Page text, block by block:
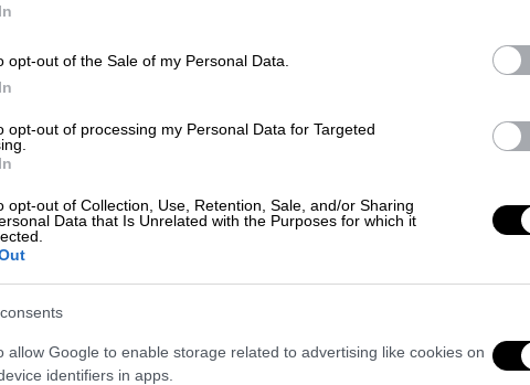
opt-out of the Sale of my Personal Data.
opt-out of processing my Personal Data for Targeted
opt-out of Collection, Use, Retention, Sale, and/or Sharing
Data that Is Unrelated with the Purposes for which it
allow Google to enable storage related to advertising like cookies on
identifiers in apps.
βάζουν πλέον οι οδηγοί, καθώς οι
πάρει «φωτιά», με την Ελλάδα να
ακρίβειας
με τις εκτιμήσεις να κάνουν λόγο για
βενζίνης θα έχει ξεφύγει. Ήδη
τέλος του Αυγούστου η τιμή της θα
αστικά κέντρα η τιμή της αμόλυβδης να
ευρώ» σημείωσε ο αντιπρόεδρος του
Καυσίμων Αττικής στον ΣΚΑΙ.